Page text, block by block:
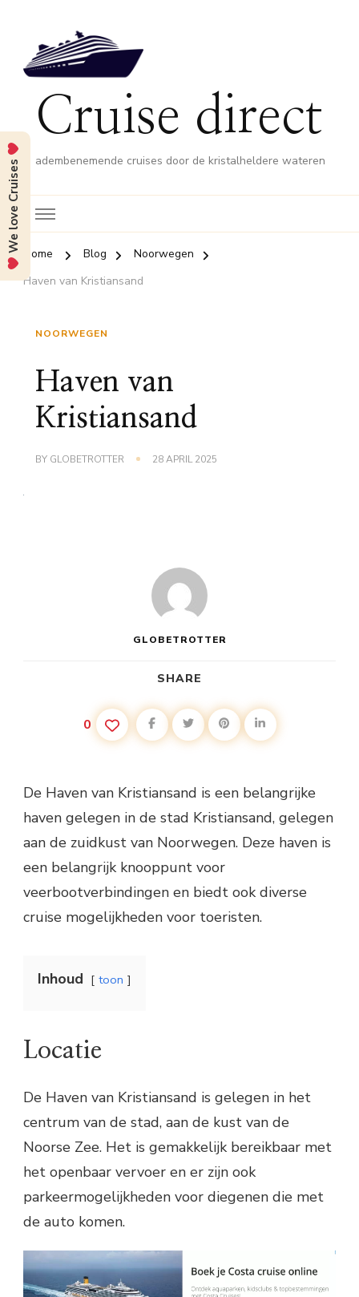
Cruise direct
adembenemende cruises door de kristalheldere wateren
Home Blog
Noorwegen
Haven van Kristiansand
NOORWEGEN
Haven van
Kristiansand
BY GLOBETROTTER 28 APRIL 2025
GLOBETROTTER
SHARE
0
De Haven van Kristiansand is een belangrijke
haven gelegen in de stad Kristiansand, gelegen
aan de zuidkust van Noorwegen. Deze haven is
een belangrijk knooppunt voor
veerbootverbindingen en biedt ook diverse
cruise mogelijkheden voor toeristen.
Inhoud toon
Locatie
De Haven van Kristiansand is gelegen in het
centrum van de stad, aan de kust van de
Noorse Zee. Het is gemakkelijk bereikbaar met
het openbaar vervoer en er zijn ook
parkeermogelijkheden voor diegenen die met
de auto komen.
We love Cruises